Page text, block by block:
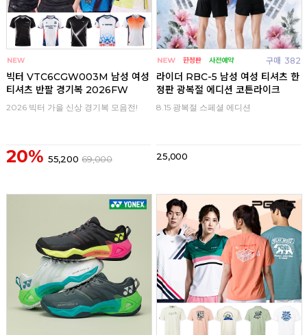
빅터 VTC6CGW003M 남성 여성
티셔츠 반팔 경기복 2026FW
2026 빅터 가을 신상 경기복 모음전!
20% 55,200 69,000
구매 382
라이더 RBC-5 남성 여성 티셔츠 한
정판 광복절 에디션 코튼라이크
8.15 광복절 스페셜 에디션
25,000